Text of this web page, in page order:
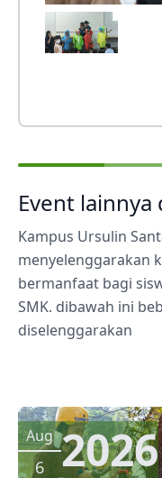
Event
Kampus Ursulin
menyelenggarakan
bermanfaat bagi
SMK. dibawah ini
diselenggarakan
Aug
6 2026